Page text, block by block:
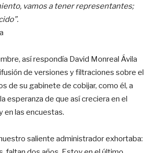
vamos a tener representantes;
así respondía David Monreal Ávila
de versiones y filtraciones sobre el
de su gabinete de cobijar, como él, a
esperanza de que así creciera en el
en las encuestas.
saliente administrador exhortaba: